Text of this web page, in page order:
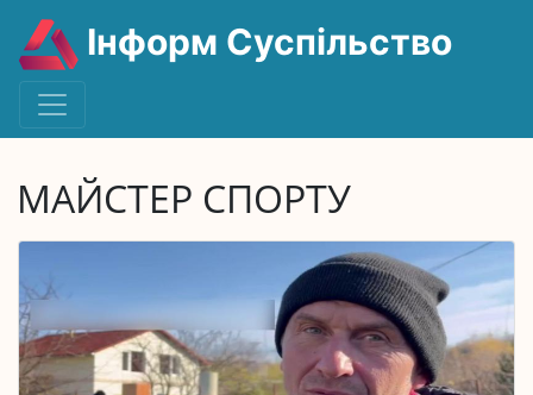
Інформ Суспільство
МАЙСТЕР СПОРТУ